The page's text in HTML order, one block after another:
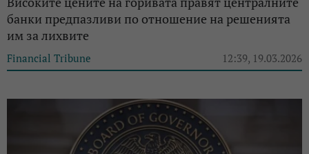
банки предпазливи по отношение на решенията
им за лихвите
Financial Tribune 12:39, 19.03.2026